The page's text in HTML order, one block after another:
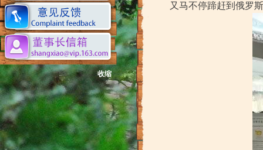
收缩
又马不停蹄赶到俄罗